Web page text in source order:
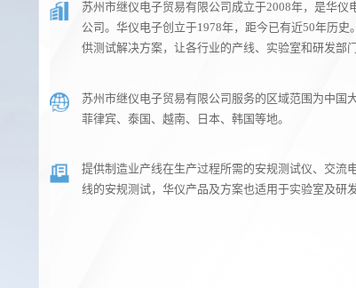
苏州市继仪电子贸易有限公司成立于2008年，是华
公司。华仪电子创立于1978年，距今已有近50年历
供测试解决方案，让各行业的产线、实验室和研发部
苏州市继仪电子贸易有限公司服务的区域范围为中国
菲律宾、泰国、越南、日本、韩国等地。
提供制造业产线在生产过程所需的安规测试仪、交流
线的安规测试，华仪产品及方案也适用于实验室及研